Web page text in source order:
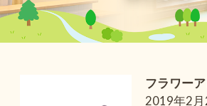
フラワー
2019年2月